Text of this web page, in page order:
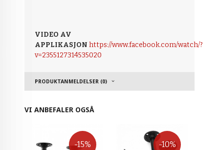
VIDEO AV
APPLIKASJON https://www.facebook.com/watch/?
v=2355127314535020
PRODUKTANMELDELSER (0)
VI ANBEFALER OGSÅ
-15% -10%